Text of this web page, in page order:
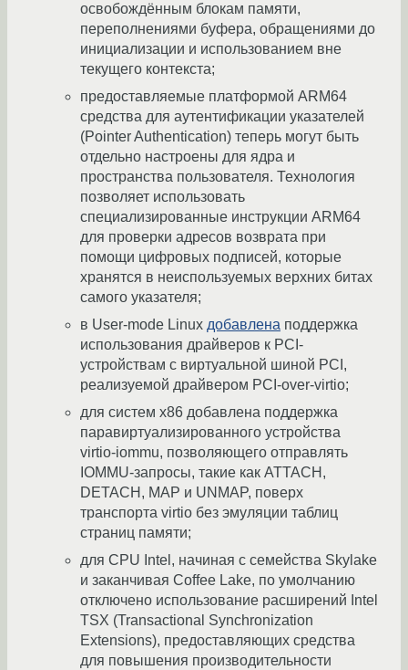
освобождённым блокам памяти,
переполнениями буфера, обращениями до
инициализации и использованием вне
текущего контекста;
предоставляемые платформой ARM64
средства для аутентификации указателей
(Pointer Authentication) теперь могут быть
отдельно настроены для ядра и
пространства пользователя. Технология
позволяет использовать
специализированные инструкции ARM64
для проверки адресов возврата при
помощи цифровых подписей, которые
хранятся в неиспользуемых верхних битах
самого указателя;
в User-mode Linux добавлена поддержка
использования драйверов к PCI-
устройствам с виртуальной шиной PCI,
реализуемой драйвером PCI-over-virtio;
для систем x86 добавлена поддержка
паравиртуализированного устройства
virtio-iommu, позволяющего отправлять
IOMMU-запросы, такие как ATTACH,
DETACH, MAP и UNMAP, поверх
транспорта virtio без эмуляции таблиц
страниц памяти;
для CPU Intel, начиная с семейства Skylake
и заканчивая Coffee Lake, по умолчанию
отключено использование расширений Intel
TSX (Transactional Synchronization
Extensions), предоставляющих средства
для повышения производительности